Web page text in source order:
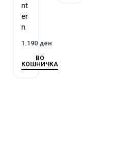
nt
er
n
1.190 ден
ВО
КОШНИЧКА